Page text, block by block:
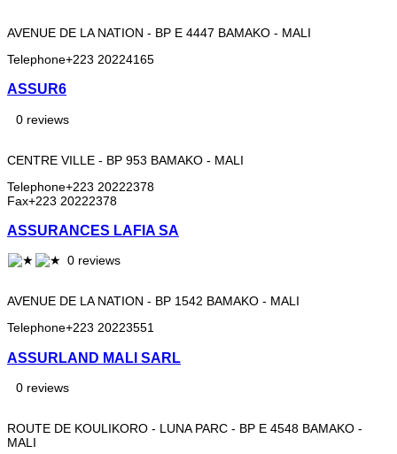
AVENUE DE LA NATION - BP E 4447 BAMAKO - MALI
Telephone+223 20224165
ASSUR6
0 reviews
CENTRE VILLE - BP 953 BAMAKO - MALI
Telephone+223 20222378
Fax+223 20222378
ASSURANCES LAFIA SA
0 reviews
AVENUE DE LA NATION - BP 1542 BAMAKO - MALI
Telephone+223 20223551
ASSURLAND MALI SARL
0 reviews
ROUTE DE KOULIKORO - LUNA PARC - BP E 4548 BAMAKO -
MALI